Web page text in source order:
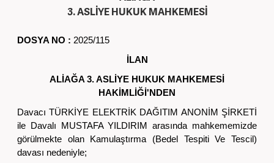
3. ASLİYE HUKUK MAHKEMESİ
DOSYA NO : 2025/115
İLAN
ALİAĞA 3. ASLİYE HUKUK MAHKEMESİ
HAKİMLİĞİ'NDEN
Davacı TÜRKİYE ELEKTRİK DAĞITIM ANONİM ŞİRKETİ
ile Davalı MUSTAFA YILDIRIM arasında mahkememizde
görülmekte olan Kamulaştırma (Bedel Tespiti Ve Tescil)
davası nedeniyle;